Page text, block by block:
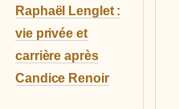
Raphaël Lenglet :
vie privée et
carrière après
Candice Renoir